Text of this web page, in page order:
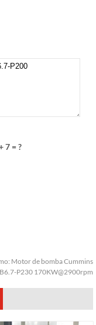
7 = ?
Motor de bomba Cummins
P230 170KW@2900rpm